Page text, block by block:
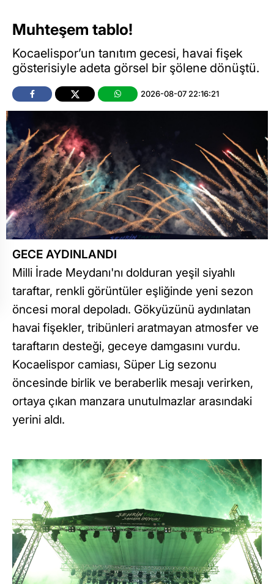
Muhteşem tablo!
Kocaelispor’un tanıtım gecesi, havai fişek
gösterisiyle adeta görsel bir şölene dönüştü.
2026-08-07 22:16:21
GECE AYDINLANDI
Milli İrade Meydanı'nı dolduran yeşil siyahlı
taraftar, renkli görüntüler eşliğinde yeni sezon
öncesi moral depoladı. Gökyüzünü aydınlatan
havai fişekler, tribünleri aratmayan atmosfer ve
taraftarın desteği, geceye damgasını vurdu.
Kocaelispor camiası, Süper Lig sezonu
öncesinde birlik ve beraberlik mesajı verirken,
ortaya çıkan manzara unutulmazlar arasındaki
yerini aldı.